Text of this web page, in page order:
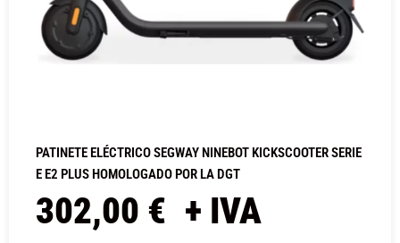
PATINETE ELÉCTRICO SEGWAY NINEBOT KICKSCOOTER SERIE
E E2 PLUS HOMOLOGADO POR LA DGT
302,00 € + IVA